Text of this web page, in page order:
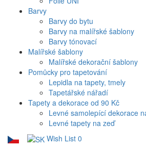
Barvy
Barvy do bytu
Barvy na malířské šablony
Barvy tónovací
Malířské šablony
Malířské dekorační šablony
Pomůcky pro tapetování
Lepidla na tapety, tmely
Tapetářské nářadí
Tapety a dekorace od 90 Kč
Levné samolepící dekorace
Levné tapety na zeď
Wish List 0